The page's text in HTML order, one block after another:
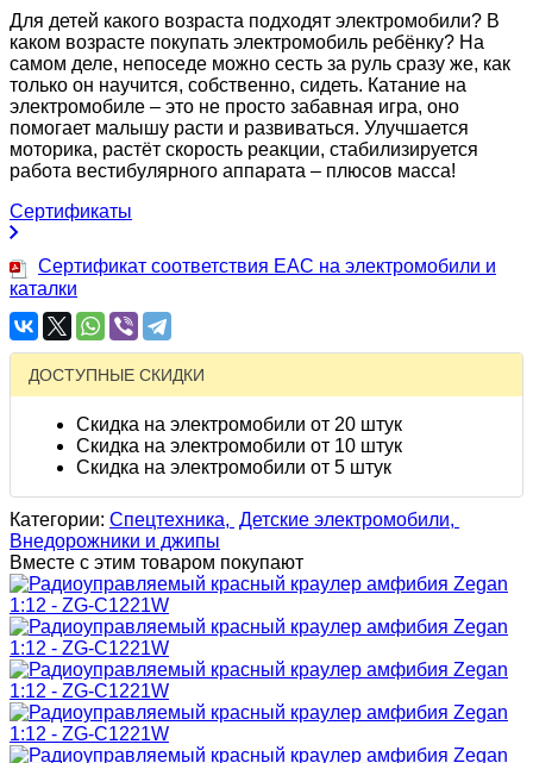
Для детей какого возраста подходят электромобили? В
каком возрасте покупать электромобиль ребёнку? На
самом деле, непоседе можно сесть за руль сразу же, как
только он научится, собственно, сидеть. Катание на
электромобиле – это не просто забавная игра, оно
помогает малышу расти и развиваться. Улучшается
моторика, растёт скорость реакции, стабилизируется
работа вестибулярного аппарата – плюсов масса!
Сертификаты
Сертификат соответствия EAC на электромобили и
каталки
ДОСТУПНЫЕ СКИДКИ
Скидка на электромобили от 20 штук
Скидка на электромобили от 10 штук
Скидка на электромобили от 5 штук
Категории: Спецтехника, Детские электромобили,
Внедорожники и джипы
Вместе с этим товаром покупают